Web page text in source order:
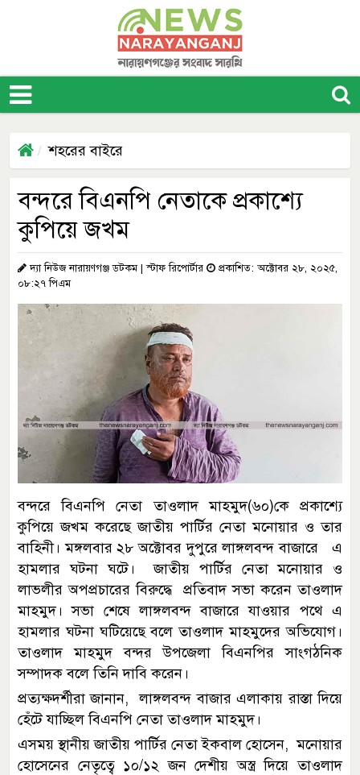
শহরের বাইরে
বন্দরে বিএনপি নেতাকে প্রকাশ্যে
কুপিয়ে জখম
দ্যা নিউজ নারায়ণগঞ্জ ডটকম | স্টাফ রিপোর্টার
প্রকাশিত: অক্টোবর ২৮, ২০২৫,
০৮:২৭ পিএম
বন্দরে বিএনপি নেতা তাওলাদ মাহমুদ(৬০)কে প্রকাশ্যে
কুপিয়ে জখম করেছে জাতীয় পার্টির নেতা মনোয়ার ও তার
বাহিনী। মঙ্গলবার ২৮ অক্টোবর দুপুরে লাঙ্গলবন্দ বাজারে এ
হামলার ঘটনা ঘটে। জাতীয় পার্টির নেতা মনোয়ার ও
লাভলীর অপপ্রচারের বিরুদ্ধে প্রতিবাদ সভা করেন তাওলাদ
মাহমুদ। সভা শেষে লাঙ্গলবন্দ বাজারে যাওয়ার পথে এ
হামলার ঘটনা ঘটিয়েছে বলে তাওলাদ মাহমুদের অভিযোগ।
তাওলাদ মাহমুদ বন্দর উপজেলা বিএনপির সাংগঠনিক
সম্পাদক বলে তিনি দাবি করেন।
প্রত্যক্ষদর্শীরা জানান, লাঙ্গলবন্দ বাজার এলাকায় রাস্তা দিয়ে
হেঁটে যাচ্ছিল বিএনপি নেতা তাওলাদ মাহমুদ।
এসময় স্থানীয় জাতীয় পার্টির নেতা ইকবাল হোসেন, মনোয়ার
হোসেনের নেতৃত্বে ১০/১২ জন দেশীয় অস্ত্র দিয়ে তাওলাদ